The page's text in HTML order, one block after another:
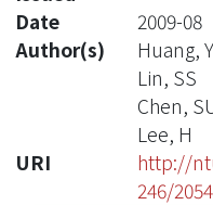
Date
2009-08
Author(s)
Huang,
Lin, SS
Chen,
Lee, H
URI
http://
246/